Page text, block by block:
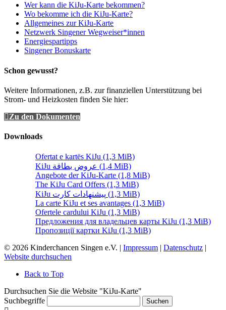
Wer kann die KiJu-Karte bekommen?
Wo bekomme ich die KiJu-Karte?
Allgemeines zur KiJu-Karte
Netzwerk Singener Wegweiser*innen
Energiespartipps
Singener Bonuskarte
Schon gewusst?
Weitere Informationen, z.B. zur finanziellen Unterstützung bei
Strom- und Heizkosten finden Sie hier:
Zu den Dokumenten
Downloads
Ofertat e kartës KiJu (1,3 MiB)
(1,4 MiB)
Angebote der KiJu-Karte (1,8 MiB)
The KiJu Card Offers (1,3 MiB)
(1,3 MiB)
La carte KiJu et ses avantages (1,3 MiB)
Ofertele cardului KiJu (1,3 MiB)
Предложения для владельцев карты KiJu (1,3 MiB)
Пропозиції картки KiJu (1,3 MiB)
© 2026 Kinderchancen Singen e.V. | Impressum | Datenschutz |
Website durchsuchen
Back to Top
Durchsuchen Sie die Website "KiJu-Karte"
Suchbegriffe
Suchen